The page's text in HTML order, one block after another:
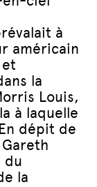
à
américain
la
Louis,
à laquelle
dépit de
du
la